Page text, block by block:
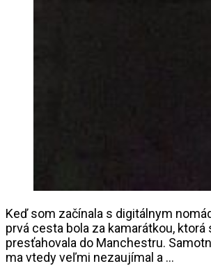
Keď som začínala s digitálnym
prvá cesta bola za kamarátkou, ktorá
presťahovala do Manchestru.
ma vtedy veľmi nezaujímal a …